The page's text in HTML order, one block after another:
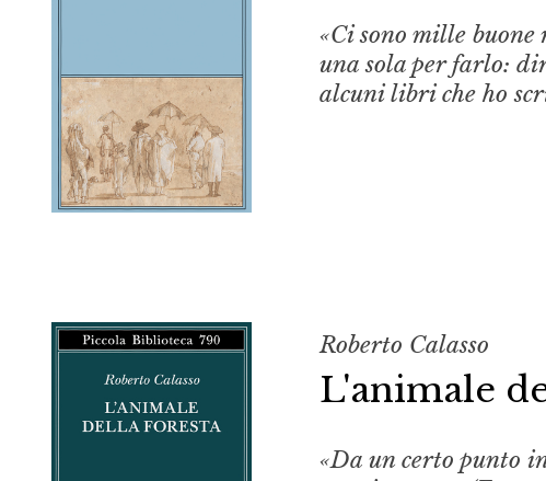
«Ci sono mille
una sola per farlo:
alcuni libri che ho
Roberto Calasso
L'animale
«Da un certo punto